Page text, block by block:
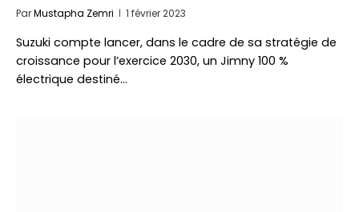
ParMustapha Zemri 1 février 2023
Suzuki compte lancer, dans le cadre de sa stratégie de
croissance pour l’exercice 2030, un Jimny 100 %
électrique destiné…